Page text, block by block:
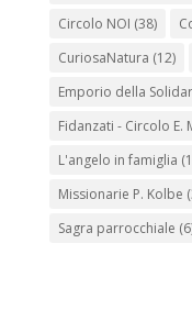
Circolo NOI (38)
CuriosaNatura (12)
Emporio della
Fidanzati - Circolo E.
L'angelo in famiglia
Missionarie P. Kolbe
Sagra parrocchiale